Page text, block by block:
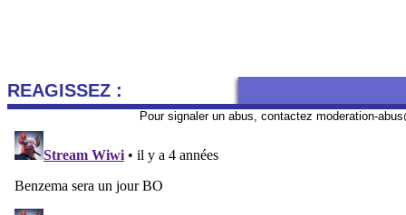
REAGISSEZ :
Pour signaler un abus, contactez moderation-